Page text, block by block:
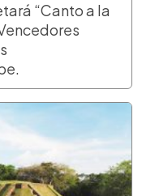
“Canto a la